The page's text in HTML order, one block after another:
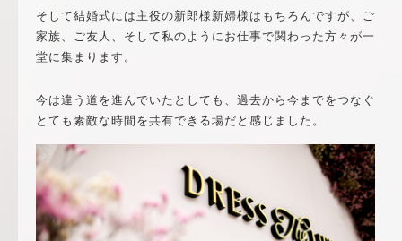
そして結婚式には主役の新郎様新婦様はもちろんですが、ご
家族、ご友人、そして私のようにお仕事で関わった方々が一
堂に集まります。
今は違う道を進んでいたとしても、過去から今までをつなぐ
とても素敵な時間を共有できる場だと感じました。